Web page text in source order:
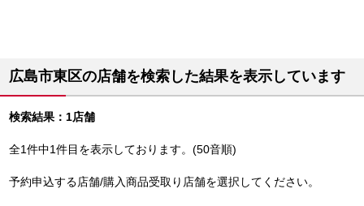
広島市東区の店舗を検索した結果を表示しています
検索結果：1店舗
全1件中1件目を表示しております。(50音順)
予約申込する店舗/購入商品受取り店舗を選択してください。